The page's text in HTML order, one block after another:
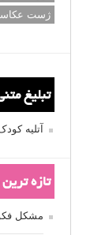
ژست
تبلیغ
آتلیه
تازه
مشکل فکوس